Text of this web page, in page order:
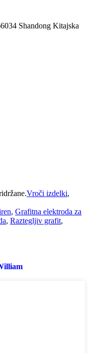
Shandong Kitajska
Vroči izdelki,
, Grafitna elektroda za
, Raztegljiv grafit,